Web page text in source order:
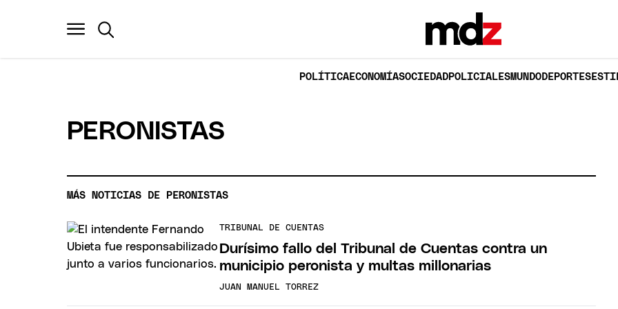
POLÍTICAECONOMÍASOCIEDADPOLICIALESMUNDODEPORTES
PERONISTAS
MÁS NOTICIAS DE PERONISTAS
TRIBUNAL DE CUENTAS
Durísimo fallo del Tribunal de Cuentas contra un
municipio peronista y multas millonarias
JUAN MANUEL TORREZ